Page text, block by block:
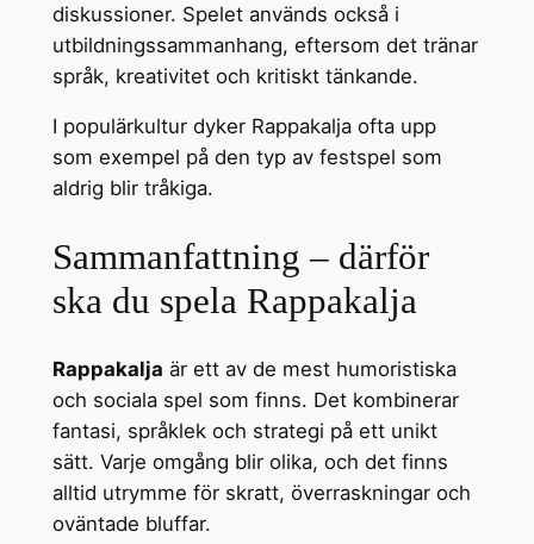
diskussioner. Spelet används också i
utbildningssammanhang, eftersom det tränar
språk, kreativitet och kritiskt tänkande.
I populärkultur dyker Rappakalja ofta upp
som exempel på den typ av festspel som
aldrig blir tråkiga.
Sammanfattning – därför
ska du spela Rappakalja
Rappakalja är ett av de mest humoristiska
och sociala spel som finns. Det kombinerar
fantasi, språklek och strategi på ett unikt
sätt. Varje omgång blir olika, och det finns
alltid utrymme för skratt, överraskningar och
oväntade bluffar.